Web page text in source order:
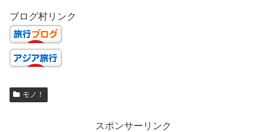
ブログ村リンク
モノ！
スポンサーリンク